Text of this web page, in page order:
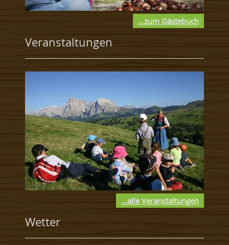
...zum Gästebuch
Veranstaltungen
...alle Veranstaltungen
Wetter